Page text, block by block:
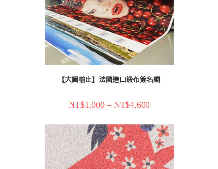
【大圖輸出】法國進口緞布簽名綢
NT$1,000– NT$4,600